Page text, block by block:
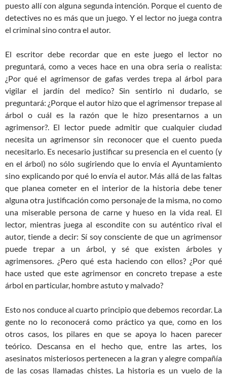
puesto allí con alguna segunda intención. Porque el cuento de
detectives no es más que un juego. Y el lector no juega contra
el criminal sino contra el autor.
El escritor debe recordar que en este juego el lector no
preguntará, como a veces hace en una obra seria o realista:
¿Por qué el agrimensor de gafas verdes trepa al árbol para
vigilar el jardín del medico? Sin sentirlo ni dudarlo, se
preguntará: ¿Porque el autor hizo que el agrimensor trepase al
árbol o cuál es la razón que le hizo presentarnos a un
agrimensor?. El lector puede admitir que cualquier ciudad
necesita un agrimensor sin reconocer que el cuento pueda
necesitarlo. Es necesario justificar su presencia en el cuento (y
en el árbol) no sólo sugiriendo que lo envía el Ayuntamiento
sino explicando por qué lo envía el autor. Más allá de las faltas
que planea cometer en el interior de la historia debe tener
alguna otra justificación como personaje de la misma, no como
una miserable persona de carne y hueso en la vida real. El
lector, mientras juega al escondite con su auténtico rival el
autor, tiende a decir: Sí soy consciente de que un agrimensor
puede trepar a un árbol, y sé que existen árboles y
agrimensores. ¿Pero qué esta haciendo con ellos? ¿Por qué
hace usted que este agrimensor en concreto trepase a este
árbol en particular, hombre astuto y malvado?
Esto nos conduce al cuarto principio que debemos recordar. La
gente no lo reconocerá como práctico ya que, como en los
otros casos, los pilares en que se apoya lo hacen parecer
teórico. Descansa en el hecho que, entre las artes, los
asesinatos misteriosos pertenecen a la gran y alegre compañía
de las cosas llamadas chistes. La historia es un vuelo de la